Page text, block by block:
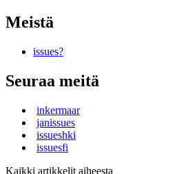
Meistä
issues?
Seuraa meitä
inkermaar
janissues
issueshki
issuesfi
Kaikki artikkelit aiheesta